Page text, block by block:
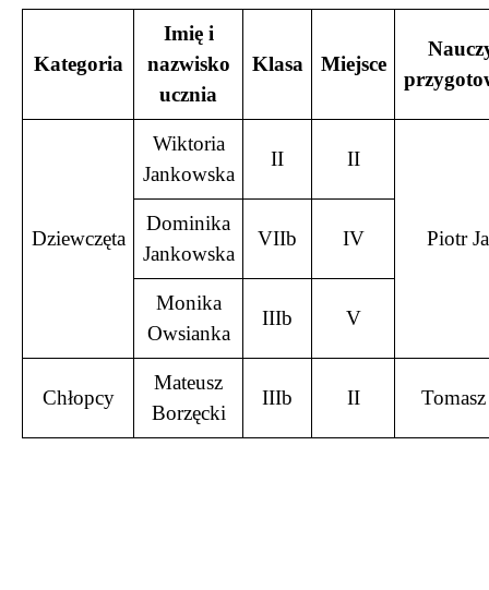
Kategoria
Imię i
nazwisko
ucznia
Klasa Miejsce
Dziewczęta
Wiktoria
Jankowska
II II
Piotr
Dominika
Jankowska
VIIb IV
Monika
Owsianka
IIIb V
Chłopcy
Mateusz
Borzęcki
IIIb II